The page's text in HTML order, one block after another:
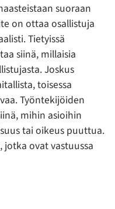
suoraan
on ottaa osallistuja
Tietyissä
siinä, millaisia
Joskus
toisessa
Työntekijöiden
mihin asioihin
tai oikeus puuttua.
jotka ovat vastuussa